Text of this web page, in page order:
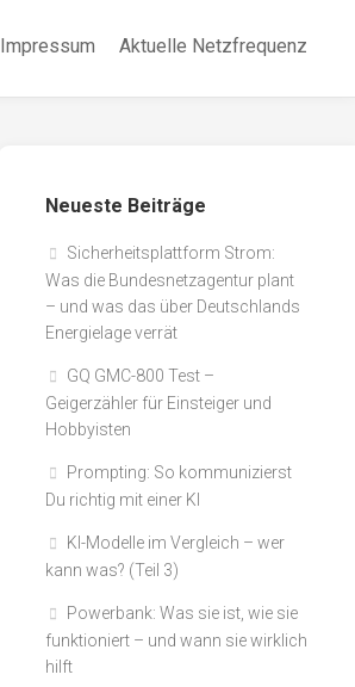
Impressum Aktuelle Netzfrequenz
Neueste Beiträge
Sicherheitsplattform Strom:
Was die Bundesnetzagentur plant
– und was das über Deutschlands
Energielage verrät
GQ GMC-800 Test –
Geigerzähler für Einsteiger und
Hobbyisten
Prompting: So kommunizierst
Du richtig mit einer KI
KI-Modelle im Vergleich – wer
kann was? (Teil 3)
Powerbank: Was sie ist, wie sie
funktioniert – und wann sie wirklich
hilft